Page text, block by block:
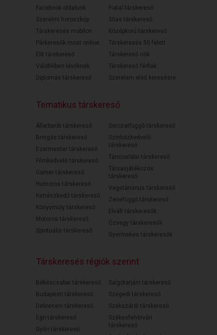
Facebook oldalunk
Szerelmi horoszkóp
Társkeresés mobilon
Párkeresők most online
Elit társkereső
Válófélben lévőknek
Diplomás társkereső
Fiatal társkereső
30as társkereső
Középkorú társkereső
Társkeresés 50 felett
Társkereső nők
Társkereső férfiak
Szerelem első keresésre
Tematikus társkereső
Állatbarát társkereső
Bringás társkereső
Ezermester társkereső
Filmkedvelő társkereső
Gamer társkereső
Humoros társkereső
Kertészkedő társkereső
Könyvmoly társkereső
Motoros társkereső
Spirituális társkereső
Sorozatfüggő társkereső
Színházkedvelő
társkereső
Táncoslábú társkereső
Társasjátékozós
társkereső
Vegetáriánus társkereső
Zenefüggő társkereső
Elvált társkeresők
Özvegy társkeresők
Gyermekes társkeresők
Társkeresés régiók szerint
Békéscsabai társkereső
Budapesti társkereső
Debreceni társkereső
Egri társkereső
Győri társkereső
Salgótarjáni társkereső
Szegedi társkereső
Szekszárdi társkereső
Székesfehérvári
társkereső